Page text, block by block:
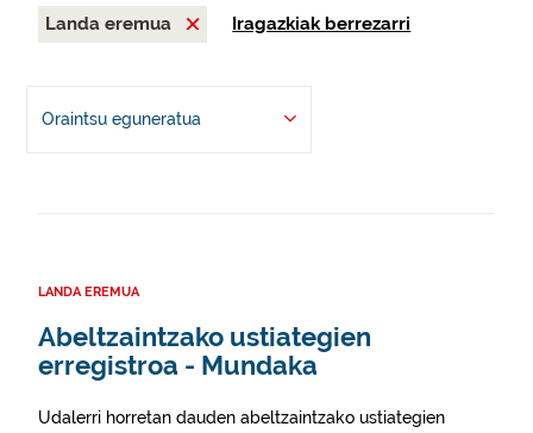
Landa eremua
Iragazkiak berrezarri
Oraintsu eguneratua
LANDA EREMUA
Abeltzaintzako ustiategien
erregistroa - Mundaka
Udalerri horretan dauden abeltzaintzako ustiategien